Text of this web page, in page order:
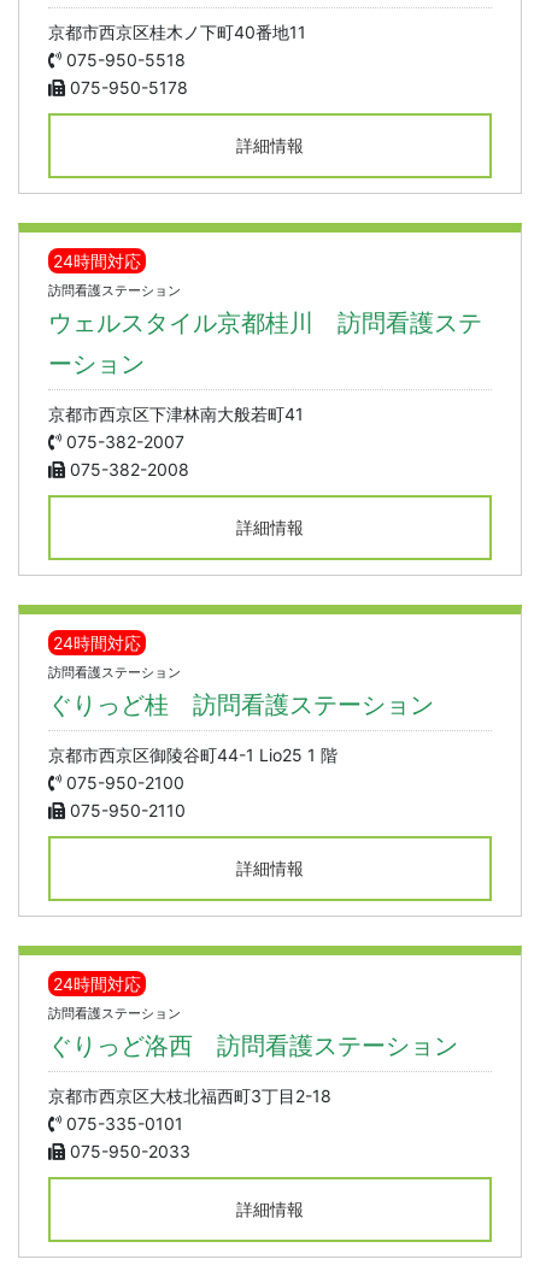
京都市西京区桂木ノ下町40番地11
075-950-5518
075-950-5178
詳細情報
24時間対応
訪問看護ステーション
ウェルスタイル京都桂川 訪問看護ステ
ーション
京都市西京区下津林南大般若町41
075-382-2007
075-382-2008
詳細情報
24時間対応
訪問看護ステーション
ぐりっど桂 訪問看護ステーション
京都市西京区御陵谷町44-1 Lio25 1 階
075-950-2100
075-950-2110
詳細情報
24時間対応
訪問看護ステーション
ぐりっど洛西 訪問看護ステーション
京都市西京区大枝北福西町3丁目2-18
075-335-0101
075-950-2033
詳細情報